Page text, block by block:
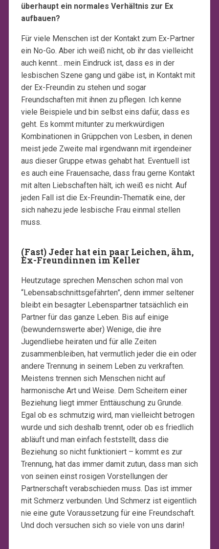
überhaupt ein normales Verhältnis zur Ex
aufbauen?
Für viele Menschen ist der Kontakt zum Ex-Partner
ein No-Go. Aber ich weiß nicht, ob ihr das vielleicht
auch kennt… mein Eindruck ist, dass es in der
lesbischen Szene gang und gäbe ist, in Kontakt mit
der Ex-Freundin zu stehen und sogar
Freundschaften mit ihnen zu pflegen. Ich kenne
viele Beispiele und bin selbst eins dafür, dass es
geht. Es kommt mitunter zu merkwürdigen
Kombinationen in Grüppchen von Lesben, in denen
meist jede Zweite mal irgendwann mit irgendeiner
aus dieser Gruppe etwas gehabt hat. Eventuell ist
es auch eine Frauensache, dass frau gerne Kontakt
mit alten Liebschaften hält, ich weiß es nicht. Auf
jeden Fall ist die Ex-Freundin-Thematik eine, der
sich nahezu jede lesbische Frau einmal stellen
muss.
(Fast) Jeder hat ein paar Leichen, ähm,
Ex-Freundinnen im Keller
Heutzutage sprechen Menschen schon mal von
“Lebensabschnittsgefährten”, denn immer seltener
bleibt ein besagter Lebenspartner tatsächlich ein
Partner für das ganze Leben. Bis auf einige
(bewundernswerte aber) Wenige, die ihre
Jugendliebe heiraten und für alle Zeiten
zusammenbleiben, hat vermutlich jeder die ein oder
andere Trennung in seinem Leben zu verkraften.
Meistens trennen sich Menschen nicht auf
harmonische Art und Weise. Dem Scheitern einer
Beziehung liegt immer Enttäuschung zu Grunde.
Egal ob es schmutzig wird, man vielleicht betrogen
wurde und sich deshalb trennt, oder ob es friedlich
abläuft und man einfach feststellt, dass die
Beziehung so nicht funktioniert – kommt es zur
Trennung, hat das immer damit zutun, dass man sich
von seinen einst rosigen Vorstellungen der
Partnerschaft verabschieden muss. Das ist immer
mit Schmerz verbunden. Und Schmerz ist eigentlich
nie eine gute Voraussetzung für eine Freundschaft.
Und doch versuchen sich so viele von uns darin!